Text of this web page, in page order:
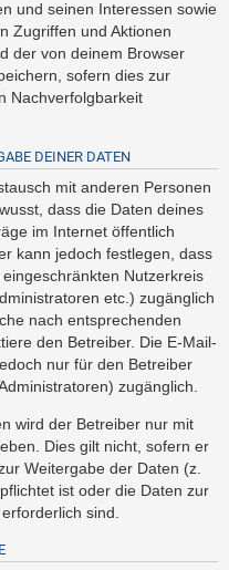
und seinen Interessen sowie
Zugriffen und Aktionen
der von deinem Browser
sofern dies zur
Nachverfolgbarkeit
DEINER DATEN
mit anderen Personen
dass die Daten deines
im Internet öffentlich
kann jedoch festlegen, dass
Nutzerkreis
etc.) zugänglich
nach entsprechenden
den Betreiber. Die E-Mail-
nur für den Betreiber
zugänglich.
wird der Betreiber nur mit
Dies gilt nicht, sofern er
Weitergabe der Daten (z.
ist oder die Daten zur
sind.